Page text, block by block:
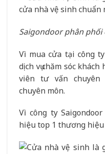
Saigondoor phân phối
Vì mua cửa tại công
dịch vụ chăm sóc
viên tư vấn chuyên
chuyên môn.
Vì công ty
hiệu top 1 thương hiệu